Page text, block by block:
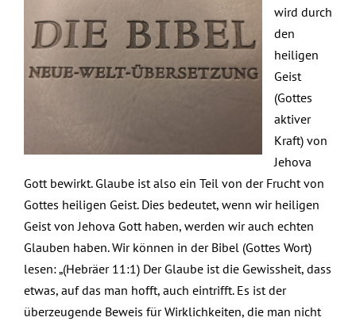
wird durch
den
heiligen
Geist
(Gottes
aktiver
Kraft) von
Jehova
Gott bewirkt. Glaube ist also ein Teil von der Frucht von
Gottes heiligen Geist. Dies bedeutet, wenn wir heiligen
Geist von Jehova Gott haben, werden wir auch echten
Glauben haben. Wir können in der Bibel (Gottes Wort)
lesen: „(Hebräer 11:1) Der Glaube ist die Gewissheit, dass
etwas, auf das man hofft, auch eintrifft. Es ist der
überzeugende Beweis für Wirklichkeiten, die man nicht